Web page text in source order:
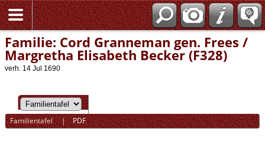
Familie: Cord Granneman gen. Frees /
Margretha Elisabeth Becker (F328)
verh. 14 Jul 1690
Familientafel|PDF